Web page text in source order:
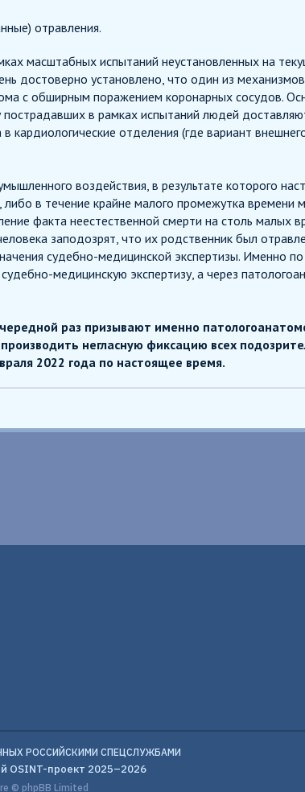
отравления.
масштабных испытаний неустановленных на
достоверно установлено, что один из
с обширным поражением коронарных сосудов.
в рамках испытаний людей
кардиологические отделения (где вариант
воздействия, в результате которого
в течение крайне малого промежутка времени
факта неестественной смерти на столь малых
заподозрят, что их родственник был
судебно-медицинской экспертизы. Именно
медицинскую экспертизу, а через
раз призывают именно
негласную фиксацию всех
2022 года по настоящее время.
РОССИЙСКИМИ СПЕЦСЛУЖБАМИ
OSINT-проект 2025–2026
© phpBB Limited